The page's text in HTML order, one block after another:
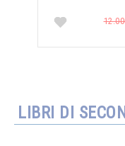
LIBRI DI